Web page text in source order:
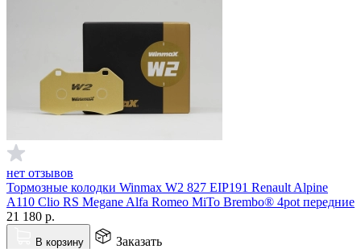
нет отзывов
Тормозные колодки Winmax W2 827 EIP191 Renault Alpine
A110 Clio RS Megane Alfa Romeo MiTo Brembo® 4pot передние
21 180 р.
В корзину Заказать